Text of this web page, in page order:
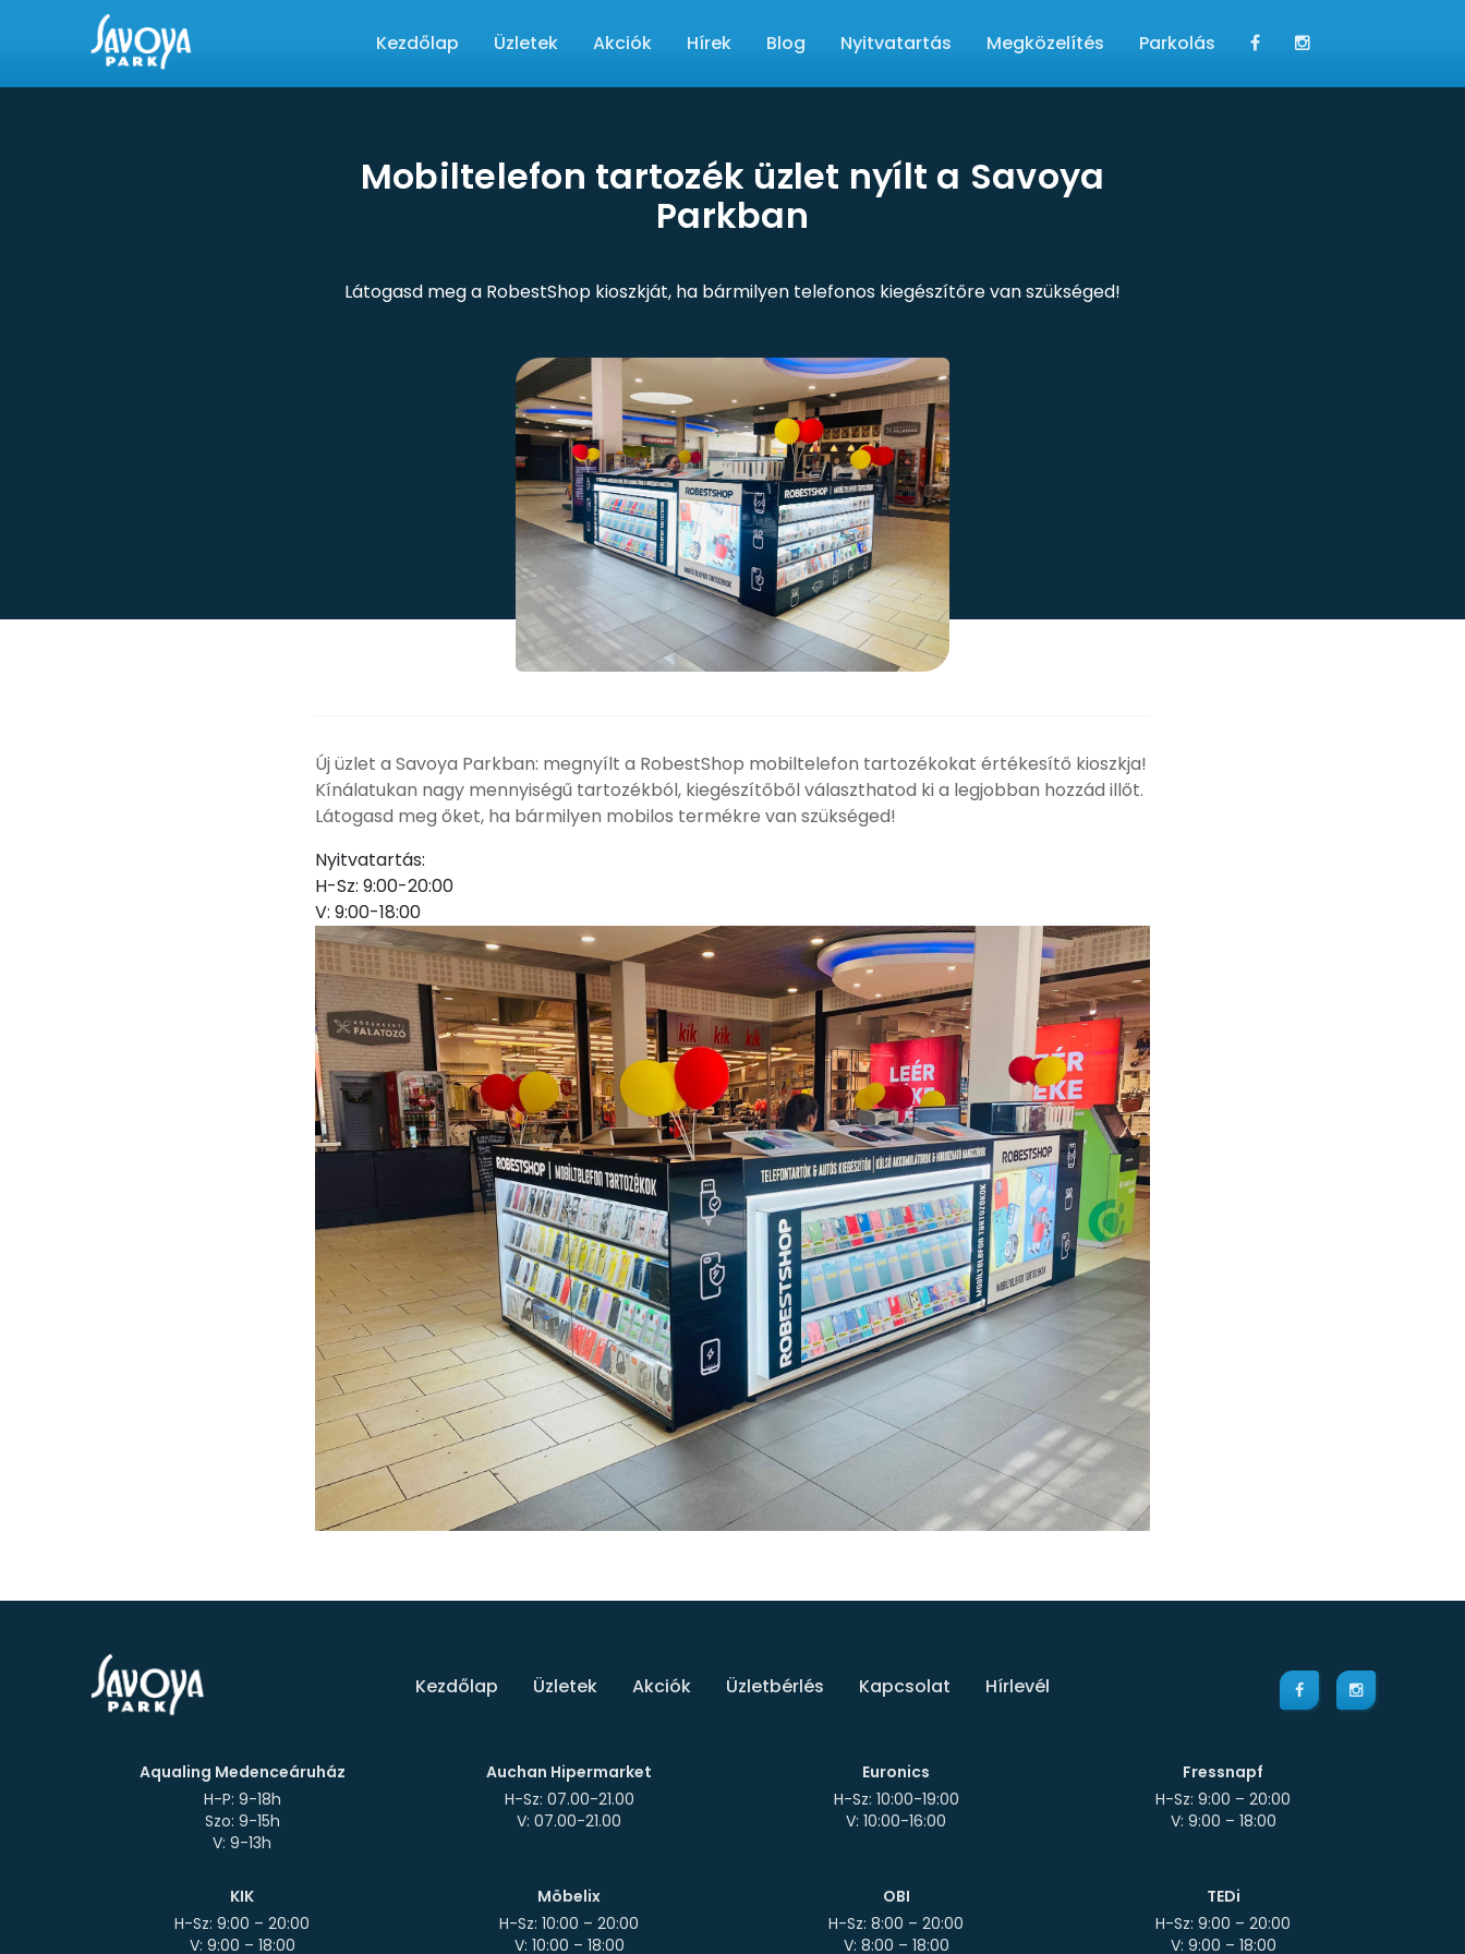
Kezdőlap Üzletek Akciók Hírek Blog Nyitvatartás Megközelítés Parkolás
Mobiltelefon tartozék üzlet nyílt a Savoya
Parkban
Látogasd meg a RobestShop kioszkját, ha bármilyen telefonos kiegészítőre van szükséged!
Új üzlet a Savoya Parkban: megnyílt a RobestShop mobiltelefon tartozékokat értékesítő kioszkja!
Kínálatukan nagy mennyiségű tartozékból, kiegészítőből választhatod ki a legjobban hozzád illőt.
Látogasd meg őket, ha bármilyen mobilos termékre van szükséged!
Nyitvatartás:
H-Sz: 9:00-20:00
V: 9:00-18:00
Kezdőlap Üzletek Akciók Üzletbérlés Kapcsolat Hírlevél
Aqualing Medenceáruház
H-P: 9-18h
Szo: 9-15h
Auchan Hipermarket
H-Sz: 07.00-21.00
Euronics
H-Sz: 10:00-19:00
Fressnapf
H-Sz: 9:00 – 20:00
KIK
H-Sz: 9:00 – 20:00
Möbelix
H-Sz: 10:00 – 20:00
OBI
H-Sz: 8:00 – 20:00
TEDi
H-Sz: 9:00 – 20:00